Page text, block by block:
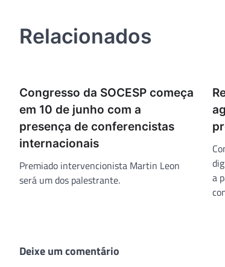
Relacionados
Congresso da SOCESP começa
em 10 de junho com a
presença de conferencistas
internacionais
Premiado intervencionista Martin Leon
será um dos palestrante.
a
Deixe um comentário